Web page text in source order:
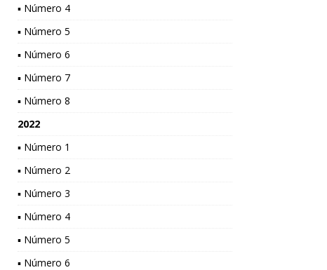
▪ Número 4
▪ Número 5
▪ Número 6
▪ Número 7
▪ Número 8
2022
▪ Número 1
▪ Número 2
▪ Número 3
▪ Número 4
▪ Número 5
▪ Número 6